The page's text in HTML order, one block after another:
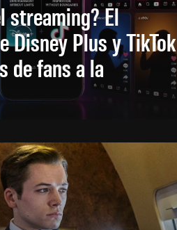
streaming? El
Disney Plus y TikTok
de fans a la